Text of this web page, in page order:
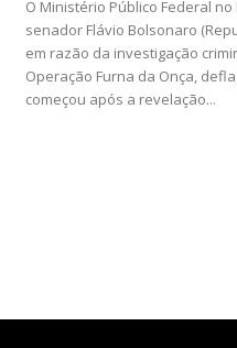
O Ministério Público Federal no
senador Flávio Bolsonaro
em razão da investigação
Operação Furna da Onça, deflagrada
começou após a revelação...